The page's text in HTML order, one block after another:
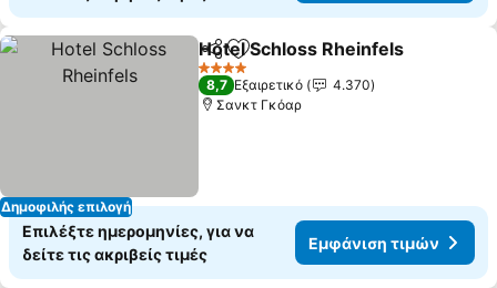
Δημοφιλής επιλογή
Κοινοποίηση
Προσθήκη στα αγαπημένα
Hotel Schloss Rheinfels
4 Αστέρια
8,7 Εξαιρετικό
4.370
Σανκτ Γκόαρ
Επιλέξτε ημερομηνίες, για να
δείτε τις ακριβείς τιμές
Εμφάνιση τιμών